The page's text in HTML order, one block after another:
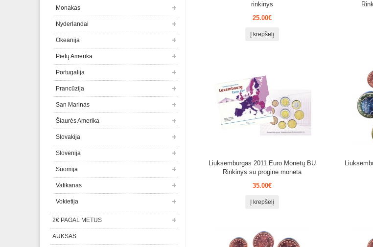
Monakas
Nyderlandai
Okeanija
Pietų Amerika
Portugalija
Prancūzija
San Marinas
Šiaurės Amerika
Slovakija
Slovėnija
Suomija
Vatikanas
Vokietija
2€ PAGAL METUS
AUKSAS
rinkinys
25.00€
Į krepšelį
Liuksemburgas 2011 Euro Monetų BU
Rinkinys su progine moneta
35.00€
Į krepšelį